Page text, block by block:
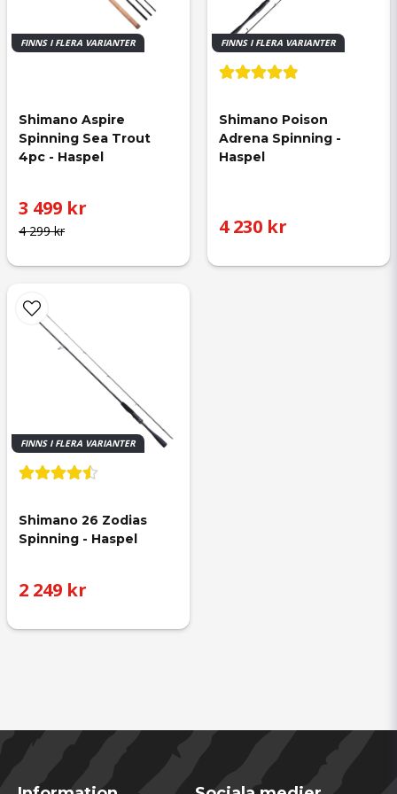
Bästa spöet jag någonsin fiskat med, kunde
kostat det dubbla. Sjukt fint spö till lätt
abborrfiske och finess!
FINNS I FLERA VARIANTER
Shimano Aspire
Spinning Sea Trout
4pc - Haspel
4 299 kr
3 499 kr
FINNS I FLERA VARIANTER
Shimano Poison
Adrena Spinning -
Haspel
4 230 kr
FINNS I FLERA VARIANTER
Shimano 26 Zodias
Spinning - Haspel
2 249 kr